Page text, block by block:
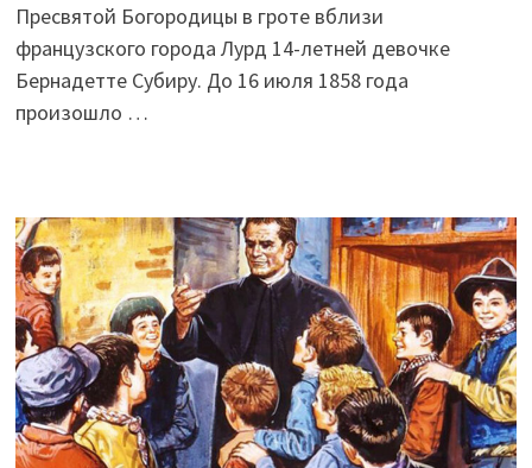
Пресвятой Богородицы в гроте вблизи
французского города Лурд 14-летней девочке
Бернадетте Субиру. До 16 июля 1858 года
произошло …